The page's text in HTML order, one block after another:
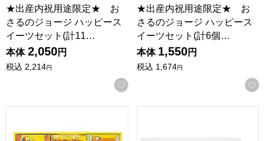
★出産内祝用途限定★ お
さるのジョージ ハッピース
イーツセット(計11…
本体 2,050円
税込 2,214円
お気に入りに登録する
★出産内祝用途限定★ お
さるのジョージ ハッピース
イーツセット(計6個…
本体 1,550円
税込 1,674円